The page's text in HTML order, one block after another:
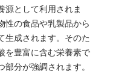
源として利用されま
性の食品や乳製品から
生成されます。そのた
を豊富に含む栄養素で
分が強調されます。